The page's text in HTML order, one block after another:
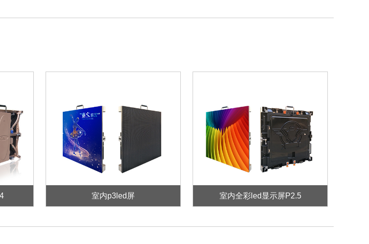
室内p3led屏 室内全彩led显示屏P2.5